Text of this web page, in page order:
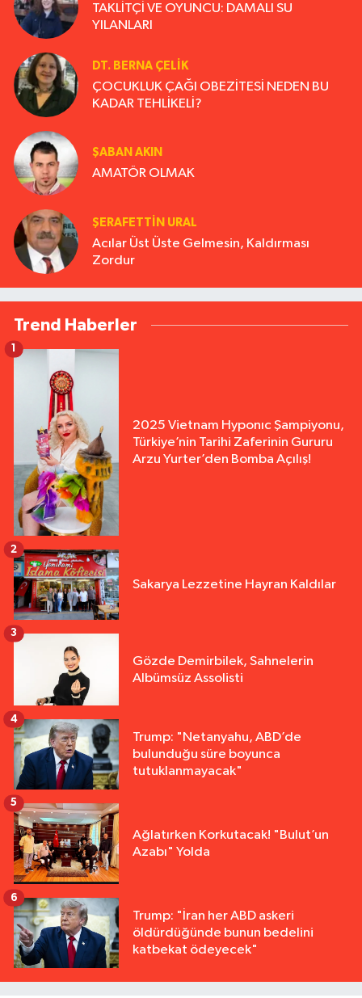
TAKLİTÇİ VE OYUNCU: DAMALI SU
YILANLARI
DT. BERNA ÇELIK
ÇOCUKLUK ÇAĞI OBEZİTESİ NEDEN BU
KADAR TEHLİKELİ?
ŞABAN AKIN
AMATÖR OLMAK
ŞERAFETTIN URAL
Acılar Üst Üste Gelmesin, Kaldırması
Zordur
Trend Haberler
2025 Vietnam Hyponıc Şampiyonu,
Türkiye’nin Tarihi Zaferinin Gururu
Arzu Yurter’den Bomba Açılış!
1
Sakarya Lezzetine Hayran Kaldılar
2
Gözde Demirbilek, Sahnelerin
Albümsüz Assolisti
3
Trump: "Netanyahu, ABD’de
bulunduğu süre boyunca
tutuklanmayacak"
4
Ağlatırken Korkutacak! "Bulut’un
Azabı" Yolda
5
Trump: "İran her ABD askeri
öldürdüğünde bunun bedelini
katbekat ödeyecek"
6